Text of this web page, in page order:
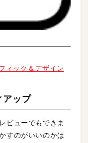
ィック＆デザイン
アップ
ビューでもできま
すのがいいのかは